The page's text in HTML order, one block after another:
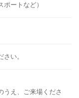
ートなど）
い。
え、ご来場くださ